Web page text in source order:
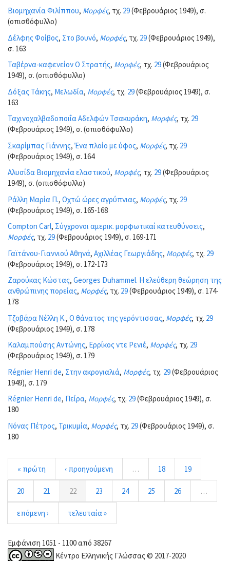
Βιομηχανία Φιλίππου, Μορφές, τχ. 29(Φεβρουάριος 1949), σ.
(οπισθόφυλλο)
Δέλφης Φοίβος, Στο βουνό, Μορφές, τχ. 29(Φεβρουάριος 1949),
σ. 163
Ταβέρνα-καφενείον Ο Στρατής, Μορφές, τχ. 29(Φεβρουάριος
1949), σ. (οπισθόφυλλο)
Δόξας Τάκης, Μελωδία, Μορφές, τχ. 29(Φεβρουάριος 1949), σ.
163
Ταχινοχαλβαδοποιΐα Αδελφών Τσακυράκη, Μορφές, τχ. 29
(Φεβρουάριος 1949), σ. (οπισθόφυλλο)
Σκαρίμπας Γιάννης, Ένα πλοίο με ύφος, Μορφές, τχ. 29
(Φεβρουάριος 1949), σ. 164
Αλυσίδα Βιομηχανία ελαστικού, Μορφές, τχ. 29(Φεβρουάριος
1949), σ. (οπισθόφυλλο)
Ράλλη Μαρία Π., Οχτώ ώρες αγρύπνιας, Μορφές, τχ. 29
(Φεβρουάριος 1949), σ. 165-168
Compton Carl, Σύγχρονοι αμερικ. μορφωτικαί κατευθύνσεις,
Μορφές, τχ. 29(Φεβρουάριος 1949), σ. 169-171
Γαϊτάνου-Γιαννιού Αθηνά, Αχιλλέας Γεωργιάδης, Μορφές, τχ. 29
(Φεβρουάριος 1949), σ. 172-173
Ζαρούκας Κώστας, Georges Duhammel. Η ελεύθερη θεώρηση της
ανθρώπινης πορείας, Μορφές, τχ. 29(Φεβρουάριος 1949), σ. 174-
178
Τζοβάρα Νέλλη Κ., Ο θάνατος της γερόντισσας, Μορφές, τχ. 29
(Φεβρουάριος 1949), σ. 178
Καλαμπούσης Αντώνης, Ερρίκος ντε Ρενιέ, Μορφές, τχ. 29
(Φεβρουάριος 1949), σ. 179
Régnier Henri de, Στην ακρογιαλιά, Μορφές, τχ. 29(Φεβρουάριος
1949), σ. 179
Régnier Henri de, Πείρα, Μορφές, τχ. 29(Φεβρουάριος 1949), σ.
180
Νόνας Πέτρος, Τρικυμία, Μορφές, τχ. 29(Φεβρουάριος 1949), σ.
180
« πρώτη ‹ προηγούμενη … 18 19
20 21 22 23 24 25 26 …
επόμενη › τελευταία »
Εμφάνιση 1051 - 1100 από 38267
Κέντρο Ελληνικής Γλώσσας © 2017-2020